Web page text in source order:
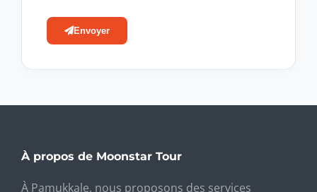
Envoyer
À propos de Moonstar Tour
À Pamukkale, nous proposons des services